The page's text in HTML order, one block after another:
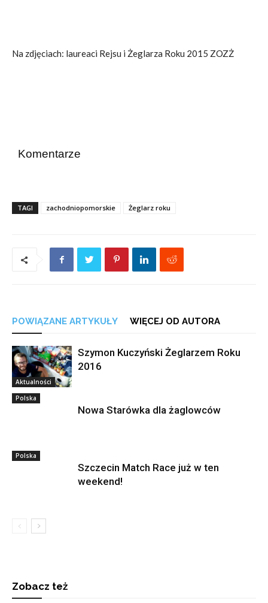
Na zdjęciach: laureaci Rejsu i Żeglarza Roku 2015 ZOZŻ
Komentarze
TAGI zachodniopomorskie Żeglarz roku
POWIĄZANE ARTYKUŁY WIĘCEJ OD AUTORA
Aktualności
Szymon Kuczyński Żeglarzem Roku
2016
Polska
Nowa Starówka dla żaglowców
Polska
Szczecin Match Race już w ten
weekend!
Zobacz też